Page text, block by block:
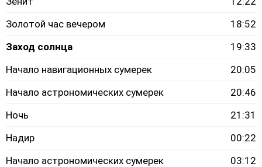
Золотой час вечером
18:52
Заход солнца
19:33
Начало навигационных сумерек
20:05
Начало астрономических сумерек
20:46
Ночь
21:31
Надир
00:22
Начало астрономических сумерек
03:12